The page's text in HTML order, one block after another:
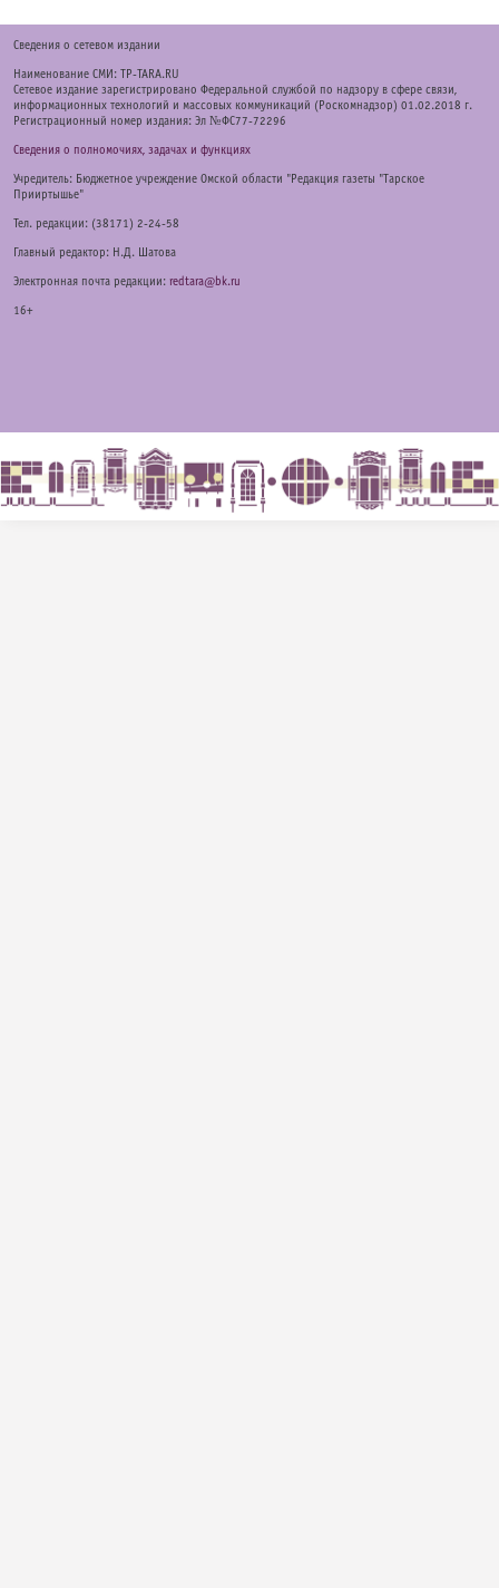
Cведения о сетевом издании
Наименование СМИ: TP-TARA.RU
Сетевое издание зарегистрировано Федеральной службой по надзору в сфере связи,
информационных технологий и массовых коммуникаций (Роскомнадзор) 01.02.2018 г.
Регистрационный номер издания: Эл №ФС77-72296
Сведения о полномочиях, задачах и функциях
Учредитель: Бюджетное учреждение Омской области "Редакция газеты "Тарское
Прииртышье"
Тел. редакции: (38171) 2-24-58
Главный редактор: Н.Д. Шатова
Электронная почта редакции: redtara@bk.ru
16+